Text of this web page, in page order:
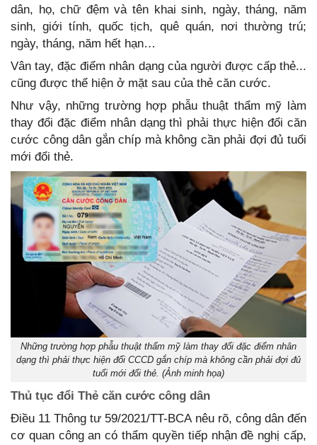
dân, họ, chữ đệm và tên khai sinh, ngày, tháng, năm
sinh, giới tính, quốc tịch, quê quán, nơi thường trú;
ngày, tháng, năm hết hạn…
Vân tay, đặc điểm nhân dạng của người được cấp thẻ...
cũng được thể hiện ở mặt sau của thẻ căn cước.
Như vậy, những trường hợp phẫu thuật thẩm mỹ làm
thay đổi đặc điểm nhân dạng thì phải thực hiện đổi căn
cước công dân gắn chíp mà không cần phải đợi đủ tuổi
mới đổi thẻ.
Những trường hợp phẫu thuật thẩm mỹ làm thay đổi đặc điểm nhân
dạng thì phải thực hiện đổi CCCD gắn chíp mà không cần phải đợi đủ
tuổi mới đổi thẻ. (Ảnh minh họa)
Thủ tục đổi Thẻ căn cước công dân
Điều 11 Thông tư 59/2021/TT-BCA nêu rõ, công dân đến
cơ quan công an có thẩm quyền tiếp nhận đề nghị cấp,